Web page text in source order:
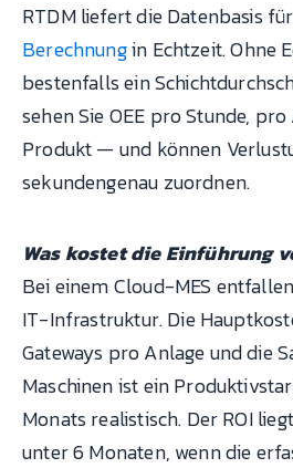
RTDM liefert die Datenbasis
Berechnungin Echtzeit. Ohne
bestenfalls ein
sehen Sie OEE pro Stunde,
Produkt — und können
sekundengenau zuordnen.
Was kostet die Einführung
Bei einem Cloud-MES
IT-Infrastruktur. Die
Gateways pro Anlage und die
Maschinen ist ein
Monats realistisch. Der ROI
unter 6 Monaten, wenn die